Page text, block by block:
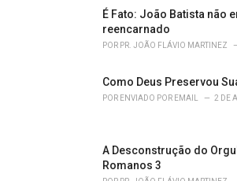
É Fato: João Batista não
reencarnado
POR PR. JOÃO FLÁVIO MARTINEZ
Como Deus Preservou
POR ENVIADO POR EMAIL 2 DE
A Desconstrução do
Romanos 3